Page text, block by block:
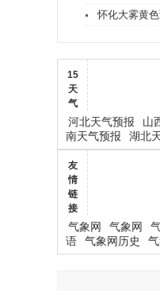
怀化大雾黄
15
天
气
河北天气预报 山
南天气预报
湖北
友
情
链
接
气象网 气象网
语
气象网历史